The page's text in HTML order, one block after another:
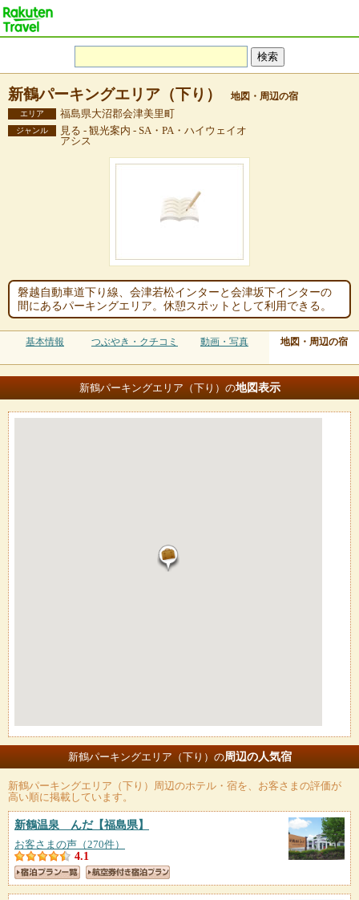
新鶴パーキングエリア（下り） 地図・周辺の宿
エリア 福島県大沼郡会津美里町
ジャンル
見る - 観光案内 - SA・PA・ハイウェイオ
アシス
磐越自動車道下り線、会津若松インターと会津坂下インターの
間にあるパーキングエリア。休憩スポットとして利用できる。
基本情報 つぶやき・クチコミ 動画・写真 地図・周辺の宿
新鶴パーキングエリア（下り）の地図表示
新鶴パーキングエリア（下り）の周辺の人気宿
新鶴パーキングエリア（下り） 周辺のホテル・宿を、お客さまの評価が
高い順に掲載しています。
新鶴温泉 んだ【福島県】
お客さまの声（270件）
4.1